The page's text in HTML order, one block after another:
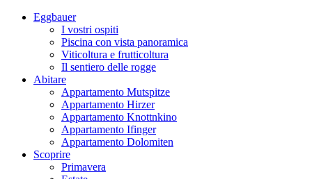
Eggbauer
I vostri ospiti
Piscina con vista panoramica
Viticoltura e frutticoltura
Il sentiero delle rogge
Abitare
Appartamento Mutspitze
Appartamento Hirzer
Appartamento Knottnkino
Appartamento Ifinger
Appartamento Dolomiten
Scoprire
Primavera